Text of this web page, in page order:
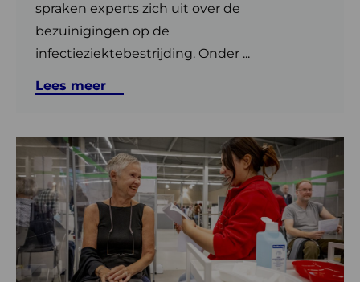
spraken experts zich uit over de
bezuinigingen op de
infectieziektebestrijding. Onder ...
Lees meer
Lees
meer
over
GGD
belt
voor
coronaprik